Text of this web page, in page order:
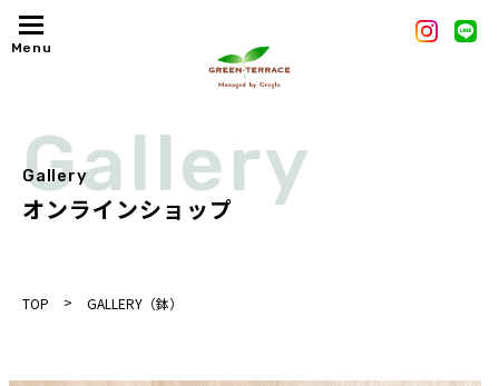
Gallery
Gallery
オンラインショップ
TOP > GALLERY（鉢）